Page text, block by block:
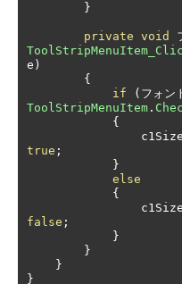
}
private void
e )
{
if
(フォン
ToolStripMenuItem .
{
true ;
}
else
{
false ;
}
}
}
}